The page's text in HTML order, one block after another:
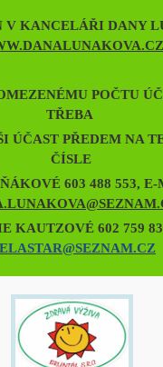
V KANCELÁŘI DANY
POČTU
TŘEBA
ÚČAST PŘEDEM NA
ČÍSLE
603 488 553,
KAUTZOVÉ 602 759